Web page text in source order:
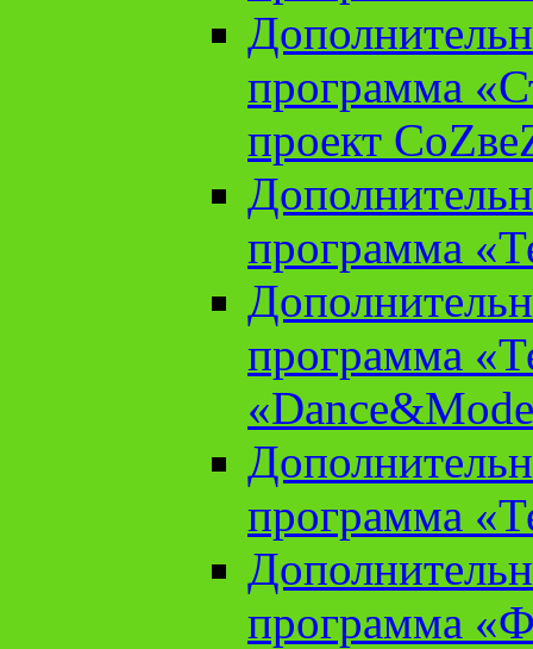
программа
проект
программа
программа
программа
программа